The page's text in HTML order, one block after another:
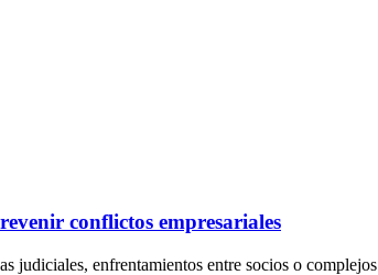
conflictos empresariales
judiciales, enfrentamientos entre socios o complejos